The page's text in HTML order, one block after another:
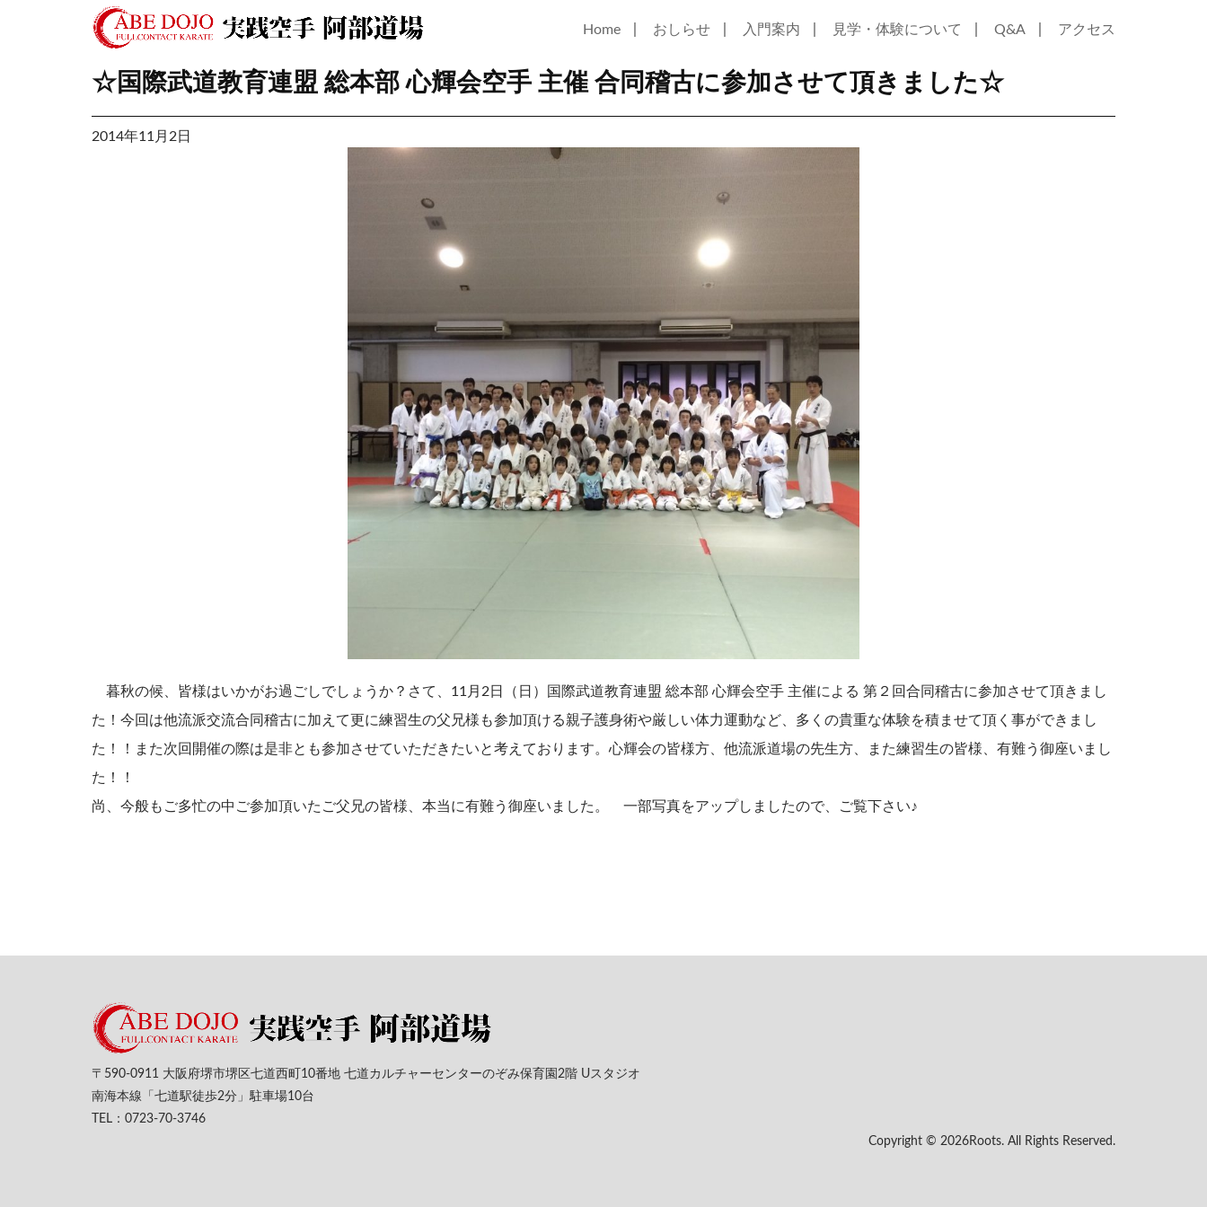
Home おしらせ 入門案内 見学・体験について Q&A アクセス
☆国際武道教育連盟 総本部 心輝会空手 主催 合同稽古に参加させて頂きました☆
2014年11月2日
暮秋の候、皆様はいかがお過ごしでしょうか？さて、11月2日（日）国際武道教育連盟 総本部 心輝会空手 主催による 第２回合同稽古に参加させて頂きまし
た！今回は他流派交流合同稽古に加えて更に練習生の父兄様も参加頂ける親子護身術や厳しい体力運動など、多くの貴重な体験を積ませて頂く事ができまし
た！！また次回開催の際は是非とも参加させていただきたいと考えております。心輝会の皆様方、他流派道場の先生方、また練習生の皆様、有難う御座いまし
た！！
尚、今般もご多忙の中ご参加頂いたご父兄の皆様、本当に有難う御座いました。 一部写真をアップしましたので、ご覧下さい♪
〒590-0911 大阪府堺市堺区七道西町10番地 七道カルチャーセンターのぞみ保育園2階 Uスタジオ
南海本線「七道駅徒歩2分」駐車場10台
TEL：0723-70-3746
Copyright © 2026Roots. All Rights Reserved.